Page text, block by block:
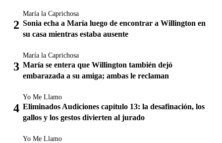
María la Caprichosa
Sonia echa a María luego de encontrar a Willington en
su casa mientras estaba ausente
María la Caprichosa
María se entera que Willington también dejó
embarazada a su amiga; ambas le reclaman
Yo Me Llamo
Eliminados Audiciones capítulo 13: la desafinación, los
gallos y los gestos divierten al jurado
Yo Me Llamo